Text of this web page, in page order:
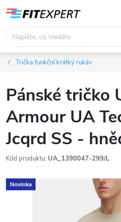
obsah
Trička funkční krátký rukáv
Pánské tričko
Armour UA
Jcqrd SS -
Kód produktu: UA_1390047-299/L
Novinka